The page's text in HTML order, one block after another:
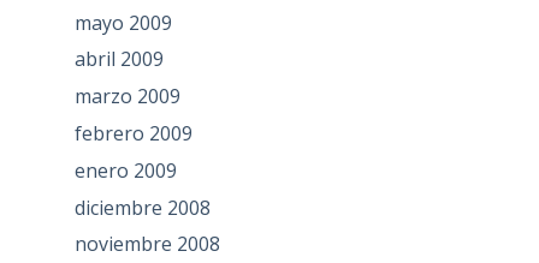
mayo 2009
abril 2009
marzo 2009
febrero 2009
enero 2009
diciembre 2008
noviembre 2008